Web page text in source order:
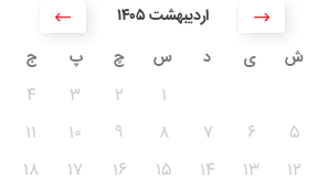
۱۴۰۵ اردیبهشت
ش
ی د س چ پ ج
۱ ۲ ۳
۴
۵
۶ ۷ ۸ ۹ ۱۰
۱۱
۱۲
۱۳ ۱۴ ۱۵ ۱۶ ۱۷
۱۸